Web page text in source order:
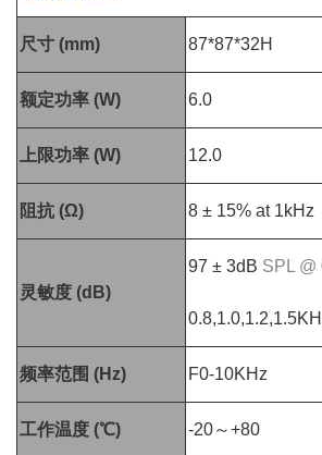
尺寸 (mm) 87*87*32H
额定功率 (W) 6.0
上限功率 (W) 12.0
阻抗 (Ω) 8 ± 15% at 1kHz
灵敏度 (dB)
97 ± 3dB SPL @
频率范围 (Hz) F0-10KHz
工作温度 (℃) -20～+80